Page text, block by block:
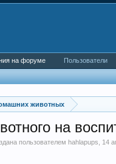
животных
на
пользователемhahlapups 14
на форуме Пользователи